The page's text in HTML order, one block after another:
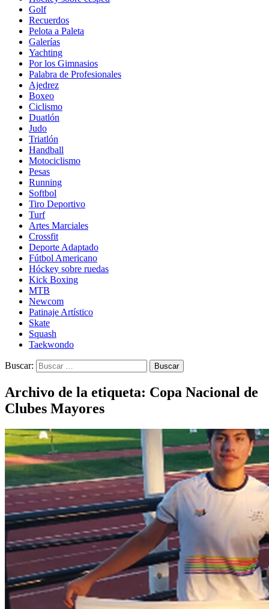
Golf
Recuerdos
Pelota a Paleta
Galerías
Yachting
Por los Gimnasios
Palabra de Profesionales
Ajedrez
Boxeo
Ciclismo
Duatlón
Judo
Triatlón
Handball
Motociclismo
Pesas
Running
Softbol
Tiro Deportivo
Turf
Artes Marciales
Crossfit
Deporte Adaptado
Fútbol Americano
Hóckey sobre ruedas
Kick Boxing
MTB
Newcom
Patinaje Artístico
Skate
Squash
Taekwondo
Buscar:
Archivo de la etiqueta: Copa Nacional de
Clubes Mayores